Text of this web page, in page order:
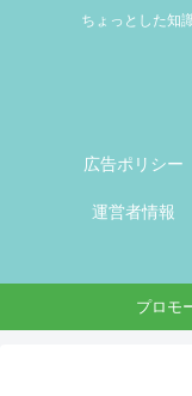
ちょっとした知
広告ポリシー
運営者情報
プロモ